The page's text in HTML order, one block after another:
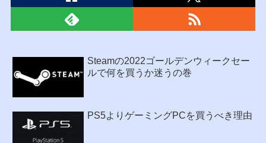
Steamの2022ゴールデンウィークセー
ルで何を買うか迷うの巻
PS5よりゲーミングPCを買うべき理由